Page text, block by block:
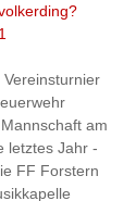
am
letztes Jahr -
FF Forstern